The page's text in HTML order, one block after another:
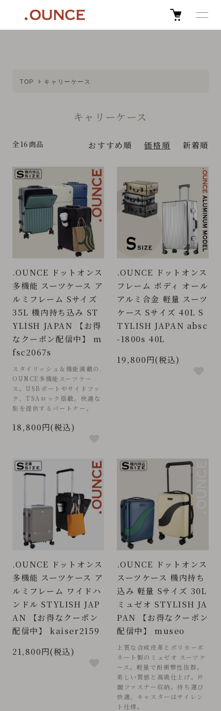
TOP キャリーケース
キャリーケース
全16商品 おすすめ順 価格順 新着順
.OUNCE ドットオンス
多機能 スーツケース ア
ルミフレーム Sサイズ
35L 機内持ち込み ST
YLISH JAPAN 【お得
なクーポン配信中】 m
fsc2067s
スタイリッシュ＆機能満載の.
OUNCE多機能スーツケー
ス。USBポートやサイドフッ
ク、TSAロック搭載。快適な
旅を提供するパートナー。
18,800円(税込)
.OUNCE ドットオンス
フレーム ボディ オール
アルミ合金 軽量 スーツ
ケース Sサイズ 40L S
TYLISH JAPAN absc
-1800s 40L
19,800円(税込)
.OUNCE ドットオンス
多機能 スーツケース ア
ルミフレーム ワイドハ
ンドル STYLISH JAP
AN 【お得なクーポン
配信中】 kaiser2159
21,800円(税込)
.OUNCE ドットオンス
スーツケース 機内持ち
込み 軽量 Sサイズ 30L
ミュゼオ STYLISH JA
PAN 【お得なクーポン
配信中】 museo
上質な合成皮革とポリカーボ
ネート製のミュゼオ スーツケ
ース。軽量で耐衝撃性抜群。
美しい質感と高級仕上げ。片
面ファスナー収納。持ち運び
快適、キャスターはサイレン
ト仕様。